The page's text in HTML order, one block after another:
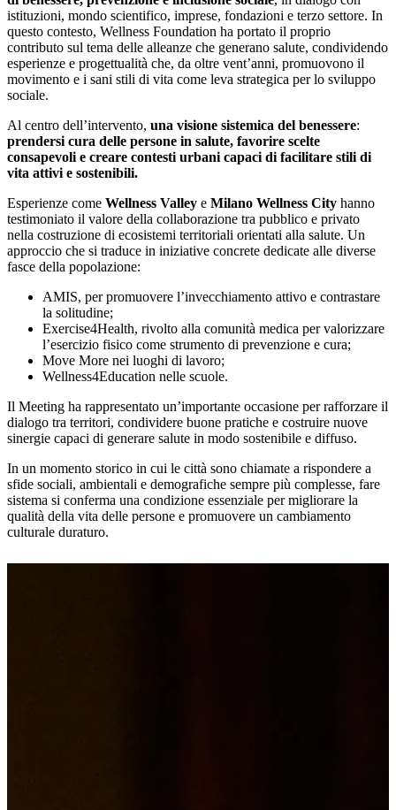
istituzioni, mondo scientifico, imprese, fondazioni e terzo settore. In
questo contesto, Wellness Foundation ha portato il proprio
contributo sul tema delle alleanze che generano salute, condividendo
esperienze e progettualità che, da oltre vent’anni, promuovono il
movimento e i sani stili di vita come leva strategica per lo sviluppo
sociale.
Al centro dell’intervento, una visione sistemica del benessere:
prendersi cura delle persone in salute, favorire scelte
consapevoli e creare contesti urbani capaci di facilitare stili di
vita attivi e sostenibili.
Esperienze come Wellness Valley e Milano Wellness City hanno
testimoniato il valore della collaborazione tra pubblico e privato
nella costruzione di ecosistemi territoriali orientati alla salute. Un
approccio che si traduce in iniziative concrete dedicate alle diverse
fasce della popolazione:
AMIS, per promuovere l’invecchiamento attivo e contrastare
la solitudine;
Exercise4Health, rivolto alla comunità medica per valorizzare
l’esercizio fisico come strumento di prevenzione e cura;
Move More nei luoghi di lavoro;
Wellness4Education nelle scuole.
Il Meeting ha rappresentato un’importante occasione per rafforzare il
dialogo tra territori, condividere buone pratiche e costruire nuove
sinergie capaci di generare salute in modo sostenibile e diffuso.
In un momento storico in cui le città sono chiamate a rispondere a
sfide sociali, ambientali e demografiche sempre più complesse, fare
sistema si conferma una condizione essenziale per migliorare la
qualità della vita delle persone e promuovere un cambiamento
culturale duraturo.